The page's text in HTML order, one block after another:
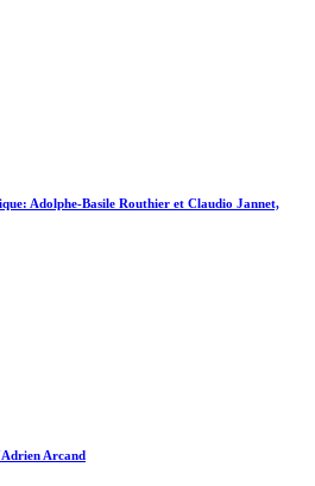
Adolphe-Basile Routhier et Claudio Jannet,
Arcand